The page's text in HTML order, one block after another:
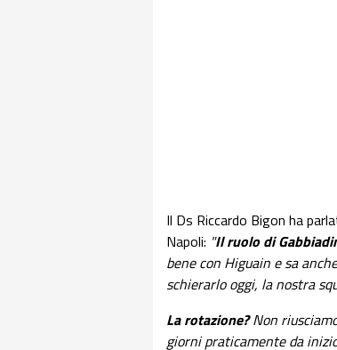
Il Ds Riccardo Bigon ha
Napoli: "Il ruolo di
bene con Higuain e sa
schierarlo oggi, la nostra
La rotazione?Non
giorni praticamente da